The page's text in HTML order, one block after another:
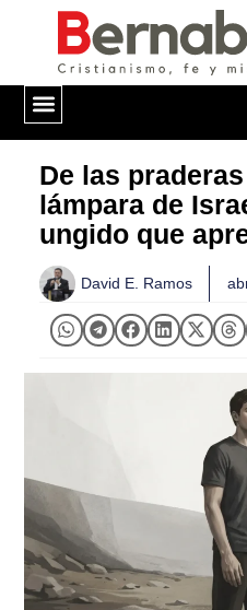
De las
lámpara de
ungido que
David E. Ramos